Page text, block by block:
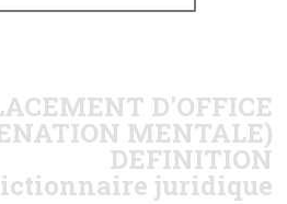
D'OFFICE
MENTALE)
DEFINITION
juridique